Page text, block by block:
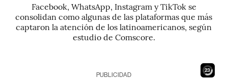
Facebook, WhatsApp, Instagram y TikTok se
consolidan como algunas de las plataformas que más
captaron la atención de los latinoamericanos, según
estudio de Comscore.
21
PUBLICIDAD